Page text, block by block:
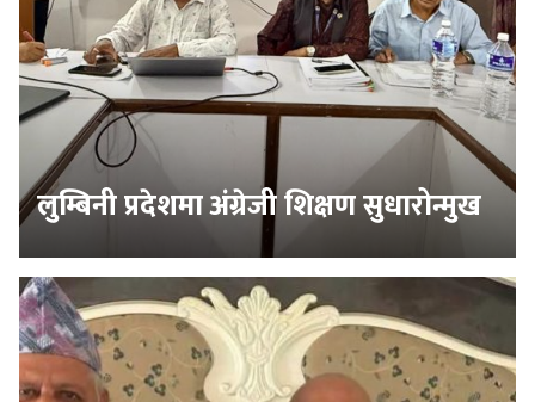
लुम्बिनी प्रदेशमा अंग्रेजी शिक्षण सुधारोन्मुख